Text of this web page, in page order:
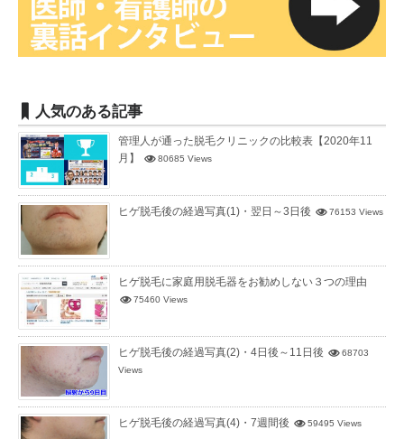
人気のある記事
管理人が通った脱毛クリニックの比較表【2020年11
月】
80685 Views
ヒゲ脱毛後の経過写真(1)・翌日～3日後 76153 Views
ヒゲ脱毛に家庭用脱毛器をお勧めしない３つの理由
75460 Views
ヒゲ脱毛後の経過写真(2)・4日後～11日後
68703
Views
ヒゲ脱毛後の経過写真(4)・7週間後 59495 Views